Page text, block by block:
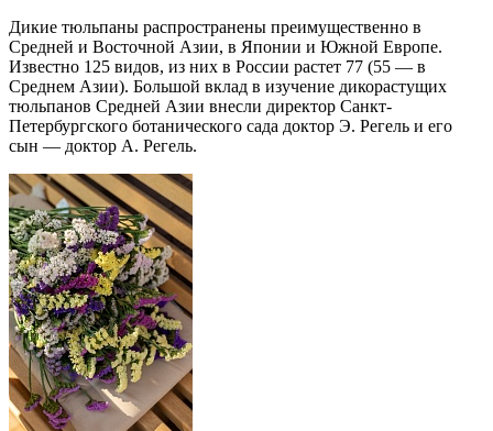
Дикие тюльпаны распространены преимущественно в
Средней и Восточной Азии, в Японии и Южной Европе.
Известно 125 видов, из них в России растет 77 (55 — в
Среднем Азии). Большой вклад в изучение дикорастущих
тюльпанов Средней Азии внесли директор Санкт-
Петербургского ботанического сада доктор Э. Регель и его
сын — доктор А. Регель.